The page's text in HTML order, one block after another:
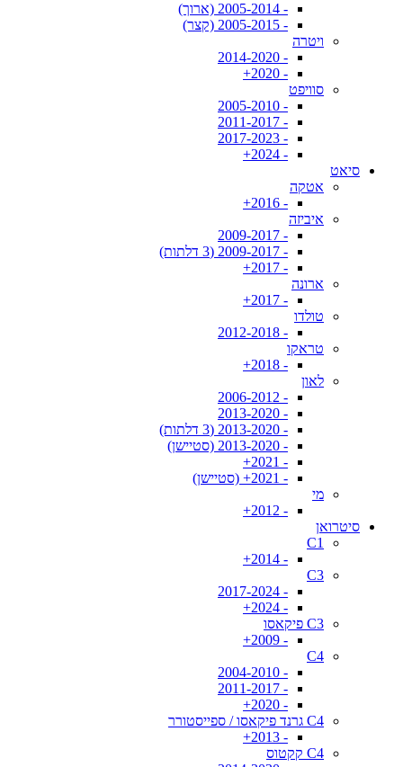
- 2005-2014 (ארוך)
- 2005-2015 (קצר)
ויטרה
- 2014-2020
- 2020+
סוויפט
- 2005-2010
- 2011-2017
- 2017-2023
- 2024+
סיאט
אטקה
- 2016+
איביזה
- 2009-2017
- 2009-2017 (3 דלתות)
- 2017+
ארונה
- 2017+
טולדו
- 2012-2018
טראקו
- 2018+
לאון
- 2006-2012
- 2013-2020
- 2013-2020 (3 דלתות)
- 2013-2020 (סטיישן)
- 2021+
- 2021+ (סטיישן)
מי
- 2012+
סיטרואן
C1
- 2014+
C3
- 2017-2024
- 2024+
C3 פיקאסו
- 2009+
C4
- 2004-2010
- 2011-2017
- 2020+
C4 גרנד פיקאסו / ספייסטורר
- 2013+
C4 קקטוס